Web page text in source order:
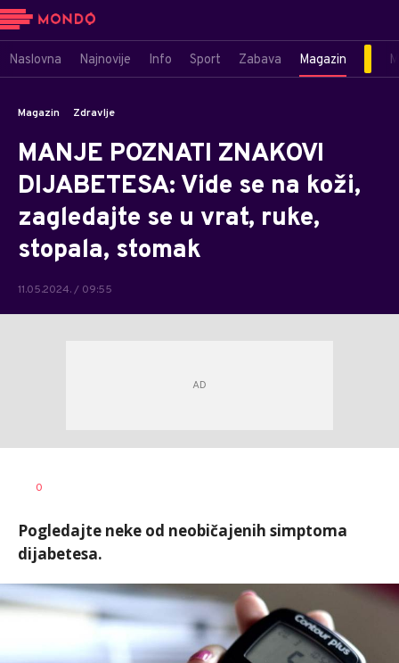
Naslovna Najnovije Info Sport Zabava Magazin
Magazin Zdravlje
MANJE POZNATI ZNAKOVI
DIJABETESA: Vide se na koži,
zagledajte se u vrat, ruke,
stopala, stomak
11.05.2024. / 09:55
AUTOR
0
Pogledajte neke od neobičajenih simptoma
dijabetesa.